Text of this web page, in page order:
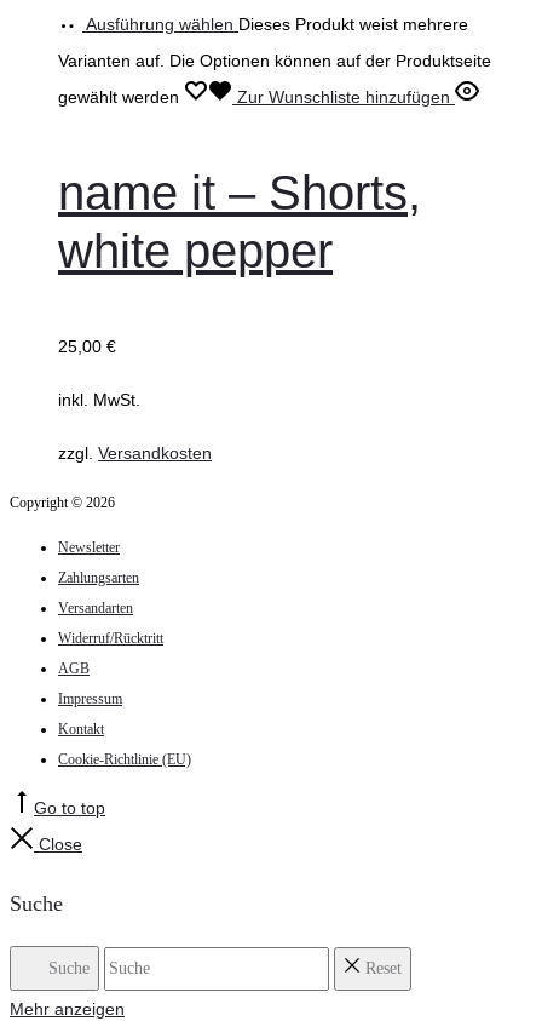
Ausführung wählen Dieses Produkt weist mehrere
Varianten auf. Die Optionen können auf der Produktseite
gewählt werden
Zur Wunschliste hinzufügen
name it – Shorts,
white pepper
25,00 €
inkl. MwSt.
zzgl. Versandkosten
Copyright © 2026
Newsletter
Zahlungsarten
Versandarten
Widerruf/Rücktritt
AGB
Impressum
Kontakt
Cookie-Richtlinie (EU)
Go to top
Close
Suche
Suche Reset
Mehr anzeigen